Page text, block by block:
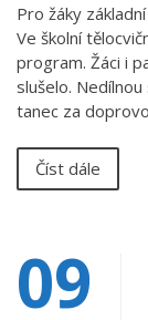
Pro žáky
Ve školní
program. Žáci i
slušelo.
tanec za
Číst dále
09